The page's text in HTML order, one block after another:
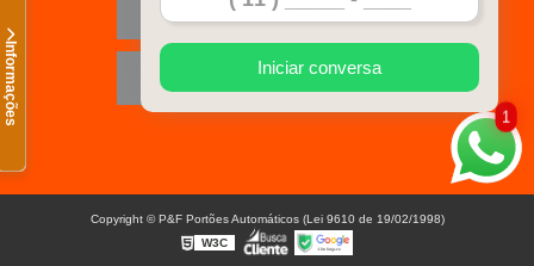
Informações
Contato
Mapa do site
1
Iniciar conversa
Copyright © P&F Portões Automáticos (Lei 9610 de 19/02/1998)
W3C